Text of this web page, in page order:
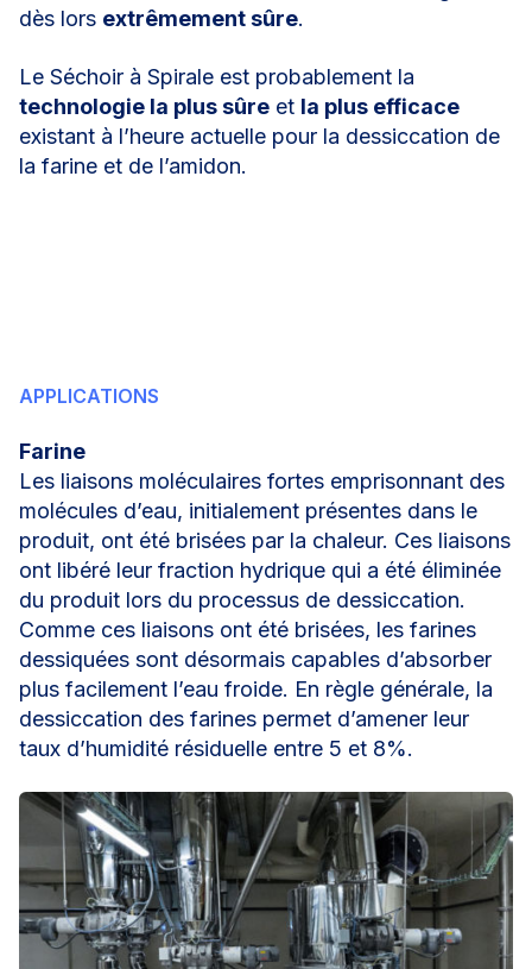
dès lors extrêmement sûre.
Le Séchoir à Spirale est probablement la
technologie la plus sûre et la plus efficace
existant à l’heure actuelle pour la dessiccation de
la farine et de l’amidon.
APPLICATIONS
Farine
Les liaisons moléculaires fortes emprisonnant des
molécules d’eau, initialement présentes dans le
produit, ont été brisées par la chaleur. Ces liaisons
ont libéré leur fraction hydrique qui a été éliminée
du produit lors du processus de dessiccation.
Comme ces liaisons ont été brisées, les farines
dessiquées sont désormais capables d’absorber
plus facilement l’eau froide. En règle générale, la
dessiccation des farines permet d’amener leur
taux d’humidité résiduelle entre 5 et 8%.